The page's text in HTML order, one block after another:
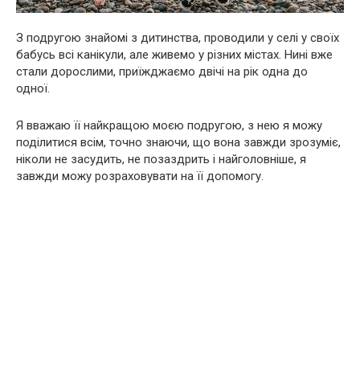
З подругою знайомі з дитинства, проводили у селі у своїх
бабусь всі канікули, але живемо у різних містах. Нині вже
стали дорослими, приїжджаємо двічі на рік одна до
одної.
Я вважаю її найкращою моєю подругою, з нею я можу
поділитися всім, точно знаючи, що вона завжди зрозуміє,
ніколи не засудить, не позаздрить і найголовніше, я
завжди можу розраховувати на її допомогу.